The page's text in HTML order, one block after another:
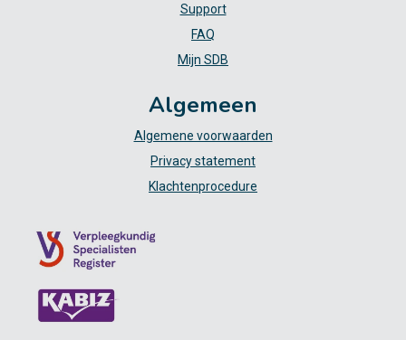
Support
FAQ
Mijn SDB
Algemeen
Algemene voorwaarden
Privacy statement
Klachtenprocedure